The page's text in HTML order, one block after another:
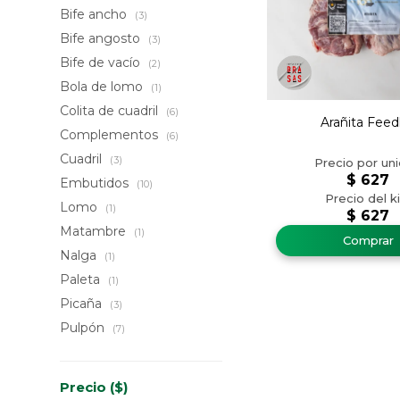
Arañita
$ 627
$ 627
Bife ancho (3)
Bife angosto (3)
Bife de vacío (2)
Bola de lomo (1)
Colita de cuadril (6)
Complementos (6)
Cuadril (3)
Embutidos (10)
Lomo (1)
Matambre (1)
Nalga (1)
Paleta (1)
Picaña (3)
Pulpón (7)
Precio ($)